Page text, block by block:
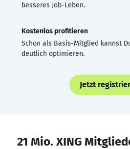
besseres Job-Leben.
Kostenlos profitieren
Schon als Basis-Mitglied kannst
deutlich optimieren.
Jetzt
21 Mio. XING